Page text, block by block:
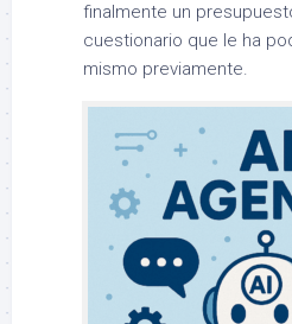
finalmente un
cuestionario que le ha
mismo previamente.